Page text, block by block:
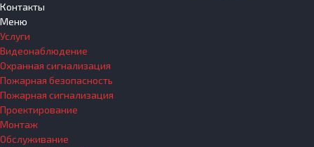
Контакты
Меню
Услуги
Видеонаблюдение
Охранная сигнализация
Пожарная безопасность
Пожарная сигнализация
Проектирование
Монтаж
Обслуживание